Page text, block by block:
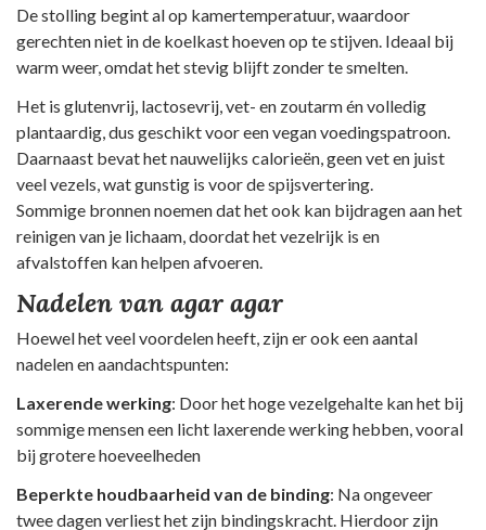
De stolling begint al op kamertemperatuur, waardoor
gerechten niet in de koelkast hoeven op te stijven. Ideaal bij
warm weer, omdat het stevig blijft zonder te smelten.
Het is glutenvrij, lactosevrij, vet- en zoutarm én volledig
plantaardig, dus geschikt voor een vegan voedingspatroon.
Daarnaast bevat het nauwelijks calorieën, geen vet en juist
veel vezels, wat gunstig is voor de spijsvertering.
Sommige bronnen noemen dat het ook kan bijdragen aan het
reinigen van je lichaam, doordat het vezelrijk is en
afvalstoffen kan helpen afvoeren.
Nadelen van agar agar
Hoewel het veel voordelen heeft, zijn er ook een aantal
nadelen en aandachtspunten:
Laxerende werking: Door het hoge vezelgehalte kan het bij
sommige mensen een licht laxerende werking hebben, vooral
bij grotere hoeveelheden
Beperkte houdbaarheid van de binding: Na ongeveer
twee dagen verliest het zijn bindingskracht. Hierdoor zijn